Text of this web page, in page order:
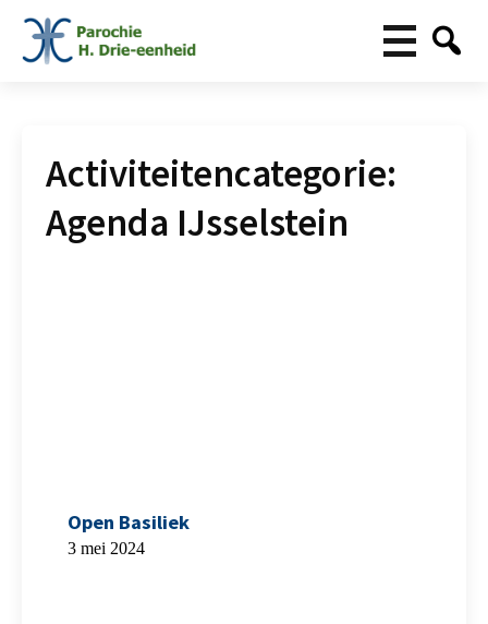
Activiteitencategorie:
Agenda IJsselstein
Open Basiliek
3 mei 2024